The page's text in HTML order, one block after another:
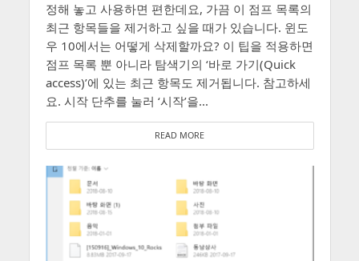
정해 놓고 사용하면 편한데요, 가끔 이 점프 목록의
최근 항목들을 제거하고 싶을 때가 있습니다. 윈도
우 10에서는 어떻게 삭제할까요? 이 팁을 적용하면
점프 목록 뿐 아니라 탐색기의 ‘바로 가기(Quick
access)’에 있는 최근 항목도 제거됩니다. 참고하세
요. 시작 단추를 눌러 ‘시작’을...
READ MORE